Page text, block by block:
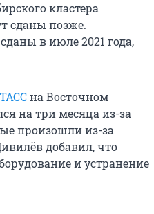
кластера
сданы позже.
в июле 2021 года,
ТАССна Восточном
на три месяца из-за
произошли из-за
добавил, что
и устранение